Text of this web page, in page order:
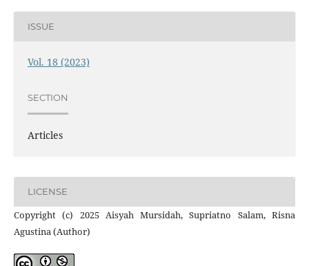
ISSUE
Vol. 18 (2023)
SECTION
Articles
LICENSE
Copyright (c) 2025 Aisyah Mursidah, Supriatno Salam, Risna
Agustina (Author)